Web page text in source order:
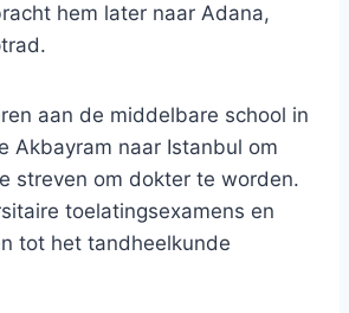
hem later naar Adana,
aan de middelbare school in
Akbayram naar Istanbul om
streven om dokter te worden.
toelatingsexamens en
tot het tandheelkunde